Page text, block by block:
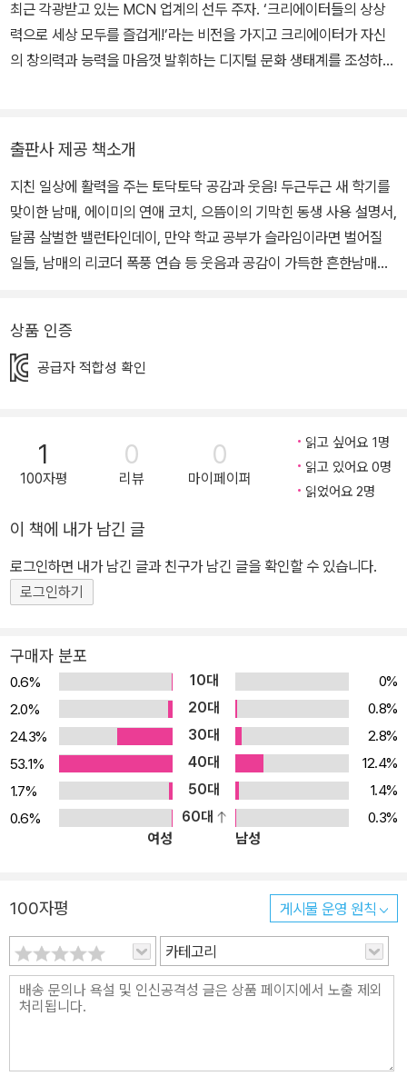
최근 각광받고 있는 MCN 업계의 선두 주자. ‘크리에이터들의 상상
력으로 세상 모두를 즐겁게!’라는 비전을 가지고 크리에이터가 자신
의 창의력과 능력을 마음껏 발휘하는 디지털 문화 생태계를 조성하고
출판사 제공 책소개
지친 일상에 활력을 주는 토닥토닥 공감과 웃음! 두근두근 새 학기를
맞이한 남매, 에이미의 연애 코치, 으뜸이의 기막힌 동생 사용 설명서,
달콤 살벌한 밸런타인데이, 만약 학교 공부가 슬라임이라면 벌어질
일들, 남매의 리코더 폭풍 연습 등 웃음과 공감이 가득한 흔한남매의
회를 넘어서는 인기 크리에이터로, 샌드박스네트워크에 소속되어 있
습니다. 상황극 콩트 등을 통해 어린이들에게 큰 사랑을 받고 있으며,
는 유쾌한 우애와 순수한 웃음! 《흔한남매 4》는 '흔한남매' 유튜브 영
상의 스토리를 앙증맞고 유머러스한 만화로 풀어 낸 코믹북입니다.
하루도 조용할 날이 없는 으뜸이와 에이미의 일상 스토리는 진짜 웃
음이 필요한 어린이들에게 순수한 웃음과 유쾌한 우애를 선사할 것입
니다. 웃음 폭탄 '에피소드'와 깨알 재미 '놀이'의 조합! 어린이의 웃음
코드에 맞춰 엄선한 에피소드를 앙증맞고 유머러스한 만화로 풀어 냈
습니다. 웃음을 유발하는 에이미와 으뜸이의 티격태격 일상은 물론이
기막힌 동생 사용 설명서, 달콤 살벌한 밸런타인데이, 리코더 폭풍 연
습 등 골라 읽는 재미가 가득한 에피소드 만화가 수록되어 있습니다.
또한 에피소드 만화 중간중간에는 유튜브에서는 만날 수 없었던 '소
곤소곤 스트레스 해소하기', '완전 인싸! 나만의 사인 만들기', '요리 금
손 으뜸이의 시크릿 레시피' 등 깨알 재미가 가득한 놀이 페이지가 수
록되어 있습니다.
상품 인증
공급자 적합성 확인
1
100자평
0
리뷰
0
마이페이퍼
읽고 싶어요 1명
읽고 있어요 0명
읽었어요 2명
이 책에 내가 남긴 글
로그인하면 내가 남긴 글과 친구가 남긴 글을 확인할 수 있습니다.
로그인하기
구매자 분포
0.6% 10대
0%
2.0%
20대
0.8%
24.3%
30대
2.8%
53.1%
40대
12.4%
1.7%
50대
1.4%
0.6%
60대
0.3%
여성
남성
100자평 게시물 운영 원칙
카테고리